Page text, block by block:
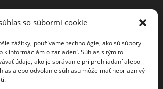
so súbormi cookie
zážitky, používame technológie, ako sú súbory
k informáciám o zariadení. Súhlas s týmito
údaje, ako je správanie pri prehliadaní alebo
alebo odvolanie súhlasu môže mať nepriaznivý